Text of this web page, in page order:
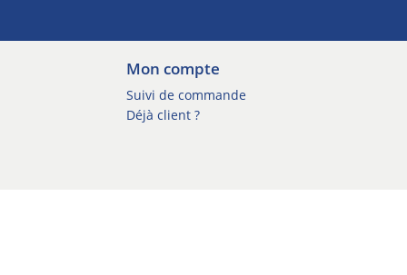
Mon compte
Suivi de commande
Déjà client ?